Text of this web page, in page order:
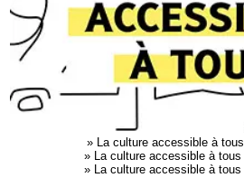
» La culture accessible à
» La culture accessible à
» La culture accessible à tous